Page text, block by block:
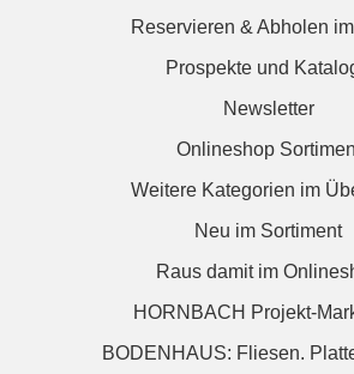
Reservieren & Abholen
Prospekte und
Newsletter
Onlineshop
Weitere Kategorien im
Neu im Sortiment
Raus damit im
HORNBACH Projekt-
BODENHAUS: Fliesen.